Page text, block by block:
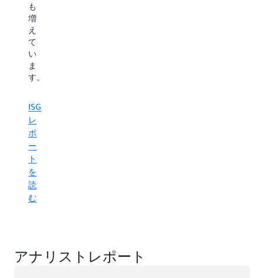
も
増
え
て
い
ま
す。
ISG
レ
ポ
ー
ト
を
読
む
アナリストレポート